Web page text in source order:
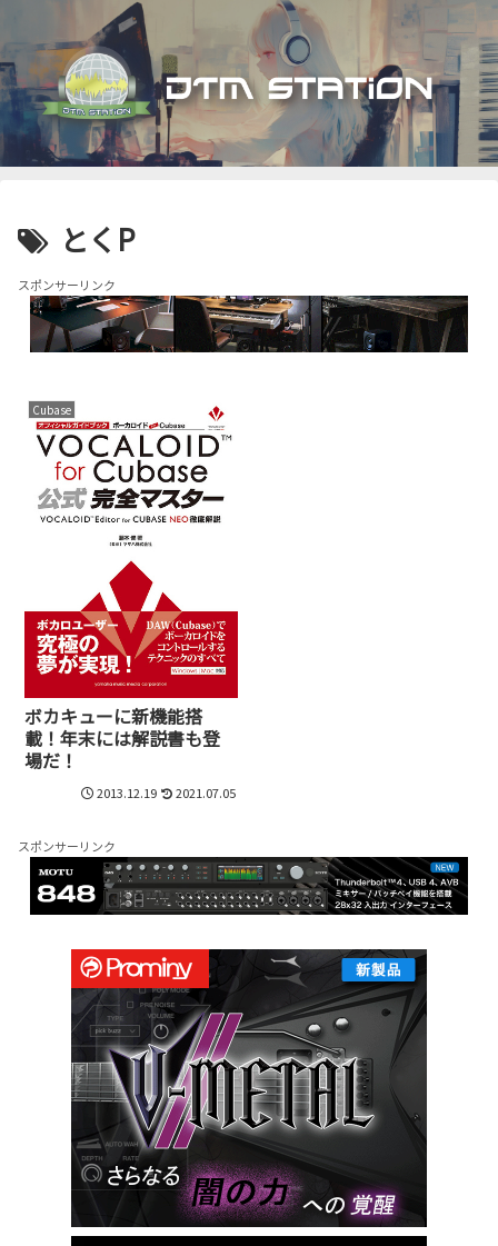
とくP
スポンサーリンク
Cubase
ボカキューに新機能搭
載！年末には解説書も登
場だ！
2013.12.19 2021.07.05
スポンサーリンク